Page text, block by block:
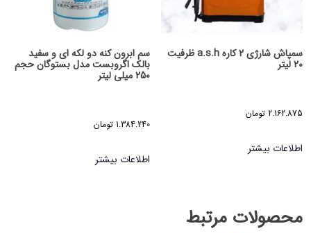
سمپاش شارژی 2 کاره a.s.h ظرفیت
20 لیتر
2.162.875 تومان
اطلاعات بیشتر
سم ابرون کنه دو لکه ای و سفید
بالک اگروبست مدل بستوگان حجم
250 میلی لیتر
1.384.240 تومان
اطلاعات بیشتر
محصولات مرتبط